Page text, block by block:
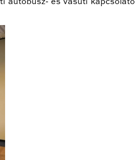
autóbusz- és vasúti